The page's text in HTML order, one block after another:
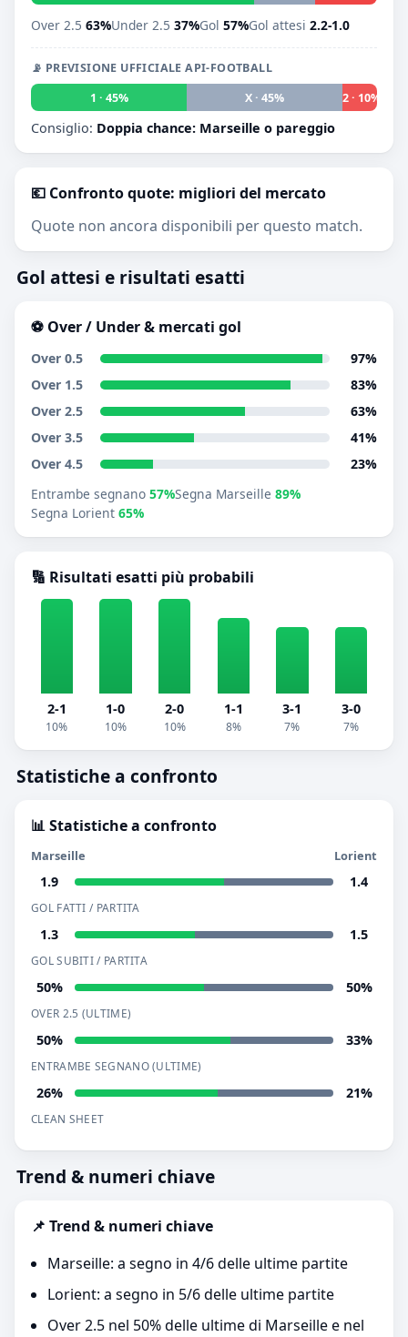
Over 2.5 63%Under 2.5 37%Gol 57%Gol attesi 2.2-1.0
📡 PREVISIONE UFFICIALE API-FOOTBALL
1 · 45%
X · 45% 2 · 10%
Consiglio: Doppia chance: Marseille o pareggio
💶 Confronto quote: migliori del mercato
Quote non ancora disponibili per questo match.
Gol attesi e risultati esatti
⚽ Over / Under & mercati gol
Over 0.5
97%
Over 1.5
83%
Over 2.5
63%
Over 3.5
41%
Over 4.5
23%
Entrambe segnano 57%Segna Marseille 89%
Segna Lorient 65%
🔢 Risultati esatti più probabili
2-1
10%
1-0
10%
2-0
10%
1-1
8%
3-1
7%
3-0
7%
Statistiche a confronto
📊 Statistiche a confronto
Marseille Lorient
1.9 1.4
GOL FATTI / PARTITA
1.3 1.5
GOL SUBITI / PARTITA
50% 50%
OVER 2.5 (ULTIME)
50% 33%
ENTRAMBE SEGNANO (ULTIME)
26% 21%
CLEAN SHEET
Trend & numeri chiave
📌 Trend & numeri chiave
Marseille: a segno in 4/6 delle ultime partite
Lorient: a segno in 5/6 delle ultime partite
Over 2.5 nel 50% delle ultime di Marseille e nel